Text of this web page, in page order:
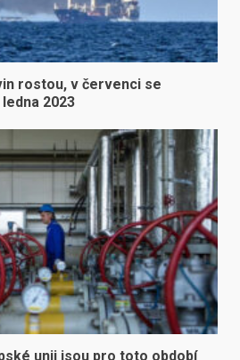
rostou, v červenci se
2023
unii jsou pro toto období